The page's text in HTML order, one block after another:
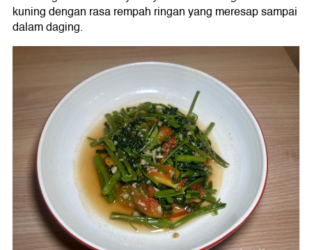
kuning dengan rasa rempah ringan yang meresap sampai
dalam daging.